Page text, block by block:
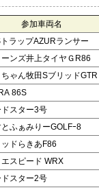
参加車両名
ラップAZURランサー
ーンズ井上タイヤＧR86
ちゃん牧田SブリッドGTR
86S
ドスター3号
ふぁみりーGOLFｰ8
ッドらきあF86
スピード WRX
ドスター2号